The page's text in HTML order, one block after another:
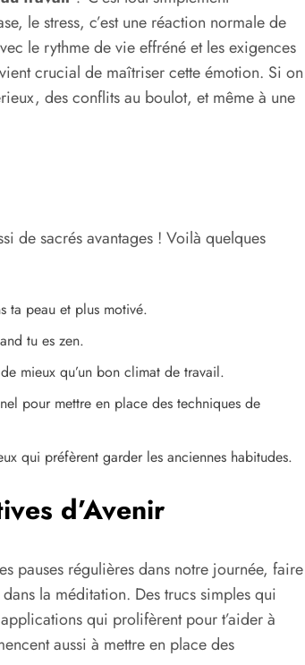
le stress, c’est une réaction normale de
le rythme de vie effréné et les exigences
crucial de maîtriser cette émotion. Si on
des conflits au boulot, et même à une
de sacrés avantages ! Voilà quelques
ta peau et plus motivé.
tu es zen.
mieux qu’un bon climat de travail.
pour mettre en place des techniques de
qui préfèrent garder les anciennes habitudes.
d’Avenir
pauses régulières dans notre journée, faire
la méditation. Des trucs simples qui
qui prolifèrent pour t’aider à
aussi à mettre en place des